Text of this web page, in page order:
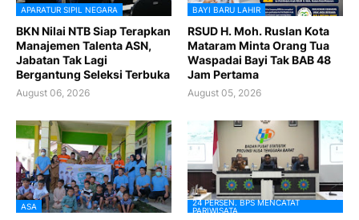
APARATUR SIPIL NEGARA
BKN Nilai NTB Siap Terapkan
Manajemen Talenta ASN,
Jabatan Tak Lagi
Bergantung Seleksi Terbuka
August 06, 2026
BAYI BARU LAHIR
RSUD H. Moh. Ruslan Kota
Mataram Minta Orang Tua
Waspadai Bayi Tak BAB 48
Jam Pertama
August 05, 2026
ASA
24 PERSEN. BPS MENCATAT
PARIWISATA